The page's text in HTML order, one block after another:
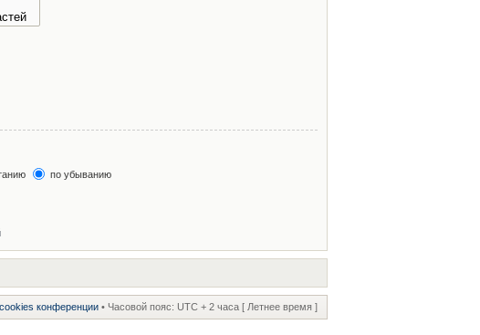
по убыванию
конференции • Часовой пояс: UTC + 2 часа [ Летнее время ]